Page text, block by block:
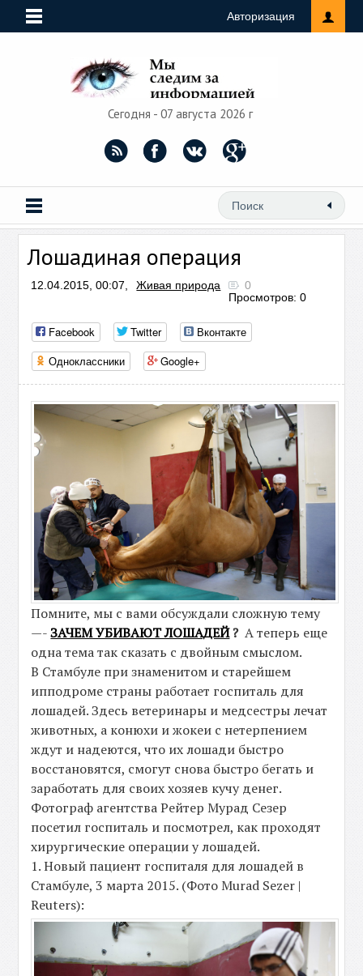
Авторизация
Сегодня - 07 августа 2026 г
Лошадиная операция
12.04.2015, 00:07, Живая природа
0
Просмотров: 0
Facebook Twitter
Вконтакте
Одноклассники
Google+
Помните, мы с вами обсуждали сложную тему
—-ЗАЧЕМ УБИВАЮТ ЛОШАДЕЙ?А теперь еще
одна тема так сказать с двойным смыслом.
В Стамбуле при знаменитом и старейшем
ипподроме страны работает госпиталь для
лошадей. Здесь ветеринары и медсестры лечат
животных, а конюхи и жокеи с нетерпением
ждут и надеются, что их лошади быстро
восстановятся, смогут снова быстро бегать и
заработать для своих хозяев кучу денег.
Фотограф агентства Рейтер Мурад Сезер
посетил госпиталь и посмотрел, как проходят
хирургические операции у лошадей.
1. Новый пациент госпиталя для лошадей в
Стамбуле, 3 марта 2015. (Фото Murad Sezer |
Reuters):